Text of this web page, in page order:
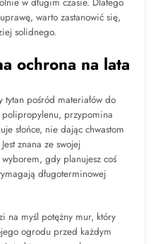
warto zastanowić się,
solidnego.
ochrona na lata
pośród materiałów do
polipropylenu, przypomina
słońce, nie dając chwastom
znana ze swojej
gdy planujesz coś
długoterminowej
na myśl potężny mur, który
ogrodu przed każdym